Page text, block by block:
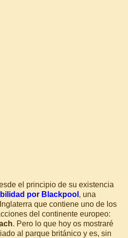
el principio de su existencia
por Blackpool , una
que contiene uno de los
del continente europeo:
. Pero lo que hoy os mostraré
al parque británico y es, sin